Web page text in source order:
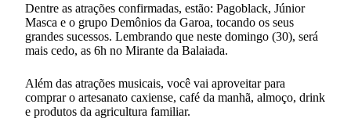
Dentre as atrações confirmadas, estão: Pagoblack, Júnior
Masca e o grupo Demônios da Garoa, tocando os seus
grandes sucessos. Lembrando que neste domingo (30), será
mais cedo, as 6h no Mirante da Balaiada.
Além das atrações musicais, você vai aproveitar para
comprar o artesanato caxiense, café da manhã, almoço, drink
e produtos da agricultura familiar.